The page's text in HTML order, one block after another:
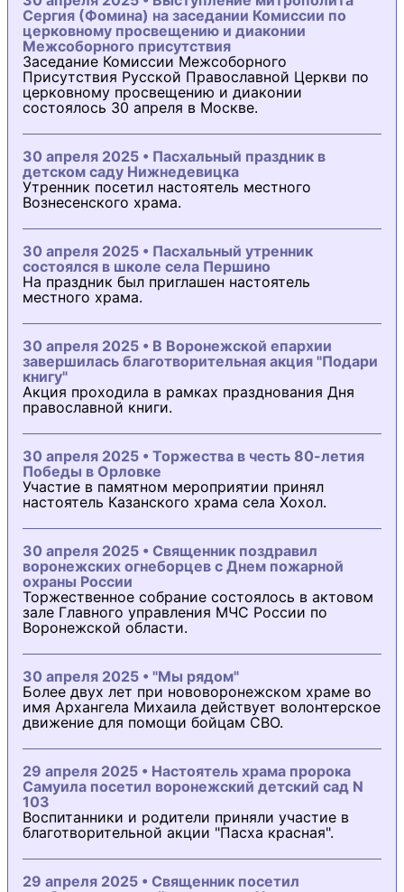
Сергия (Фомина) на заседании Комиссии по
церковному просвещению и диаконии
Межсоборного присутствия
Заседание Комиссии Межсоборного
Присутствия Русской Православной Церкви по
церковному просвещению и диаконии
состоялось 30 апреля в Москве.
30 апреля 2025 • Пасхальный праздник в
детском саду Нижнедевицка
Утренник посетил настоятель местного
Вознесенского храма.
30 апреля 2025 • Пасхальный утренник
состоялся в школе села Першино
На праздник был приглашен настоятель
местного храма.
30 апреля 2025 • В Воронежской епархии
завершилась благотворительная акция "Подари
книгу"
Акция проходила в рамках празднования Дня
православной книги.
30 апреля 2025 • Торжества в честь 80-летия
Победы в Орловке
Участие в памятном мероприятии принял
настоятель Казанского храма села Хохол.
30 апреля 2025 • Священник поздравил
воронежских огнеборцев с Днем пожарной
охраны России
Торжественное собрание состоялось в актовом
зале Главного управления МЧС России по
Воронежской области.
30 апреля 2025 • "Мы рядом"
Более двух лет при нововоронежском храме во
имя Архангела Михаила действует волонтерское
движение для помощи бойцам СВО.
29 апреля 2025 • Настоятель храма пророка
Самуила посетил воронежский детский сад N
103
Воспитанники и родители приняли участие в
благотворительной акции "Пасха красная".
29 апреля 2025 • Священник посетил